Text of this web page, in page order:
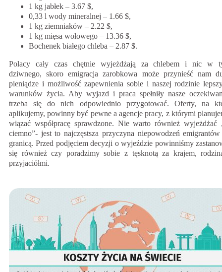
1 kg jabłek – 3.67 $,
0,33 l wody mineralnej – 1.66 $,
1 kg ziemniaków – 2.22 $,
1 kg mięsa wołowego – 13.36 $,
Bochenek białego chleba – 2.87 $.
Polacy cały czas chętnie wyjeżdżają za chlebem i nic w
dziwnego, skoro emigracja zarobkowa może przynieść nam
pieniądze i możliwość zapewnienia sobie i naszej rodzinie
warunków życia. Aby wyjazd i praca spełniły nasze
trzeba się do nich odpowiednio przygotować. Oferty, na
aplikujemy, powinny być pewne a agencje pracy, z którymi
wiązać współpracę sprawdzone. Nie warto również wyjeżdżać
ciemno”- jest to najczęstsza przyczyna niepowodzeń
granicą. Przed podjęciem decyzji o wyjeździe powinniśmy
się również czy poradzimy sobie z tęsknotą za krajem,
przyjaciółmi.